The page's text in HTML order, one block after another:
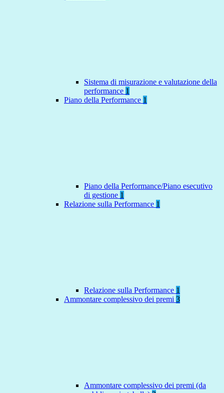
Sistema di misurazione e valutazione della
performance 1
Piano della Performance 1
Piano della Performance/Piano esecutivo
di gestione 1
Relazione sulla Performance 1
Relazione sulla Performance 1
Ammontare complessivo dei premi 3
Ammontare complessivo dei premi (da